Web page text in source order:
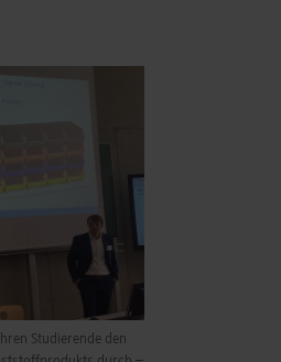
Studierende den